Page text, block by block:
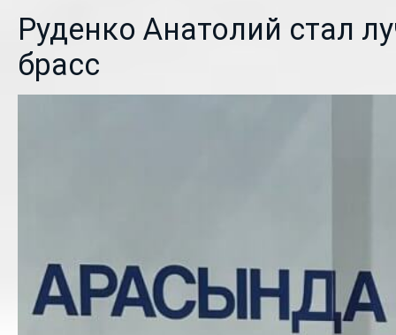
Руденко Анатолий стал
брасс